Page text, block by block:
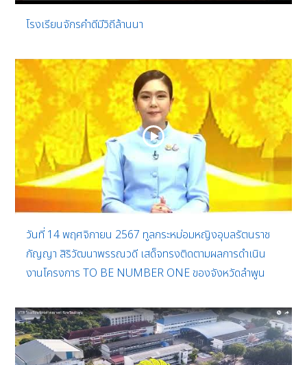
โรงเรียนจักรคำดีมีวิถีล้านนา
วันที่ 14 พฤศจิกายน 2567 ทูลกระหม่อมหญิงอุบลรัตนราช
กัญญา สิริวัฒนาพรรณวดี เสด็จทรงติดตามผลการดำเนิน
งานโครงการ TO BE NUMBER ONE ของจังหวัดลำพูน